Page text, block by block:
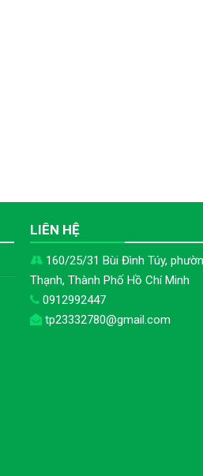
LIÊN HỆ
160/25/31 Bùi Đình Túy,
Thạnh, Thành Phố Hồ Chí Minh
0912992447
tp23332780@gmail.com